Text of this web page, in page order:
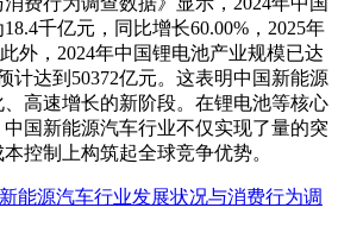
千亿元，同比增长60.00%，2025年
外，2024年中国锂电池产业规模已达
计达到50372亿元。这表明中国新能源
高速增长的新阶段。在锂电池等核心
国新能源汽车行业不仅实现了量的突
控制上构筑起全球竞争优势。
能源汽车行业发展状况与消费行为调